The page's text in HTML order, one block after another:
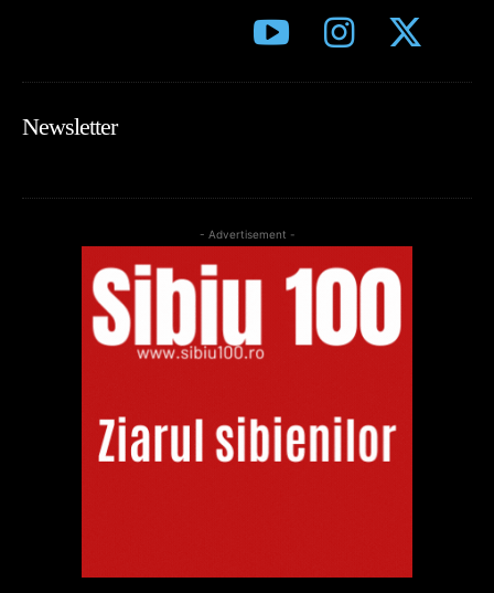
Newsletter
- Advertisement -